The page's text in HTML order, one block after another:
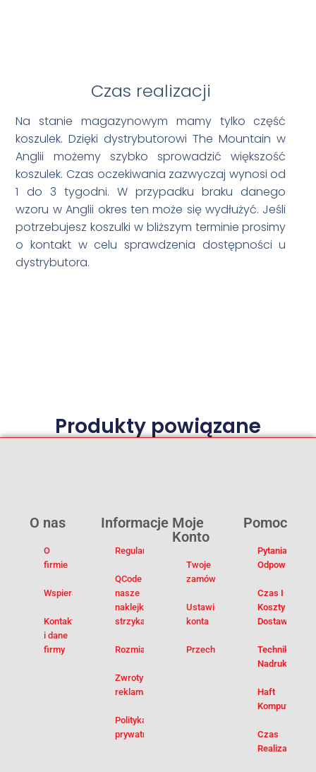
Czas realizacji
Na stanie magazynowym mamy tylko część
koszulek. Dzięki dystrybutorowi The Mountain w
Anglii możemy szybko sprowadzić większość
koszulek. Czas oczekiwania zazwyczaj wynosi od
1 do 3 tygodni. W przypadku braku danego
wzoru w Anglii okres ten może się wydłużyć. Jeśli
potrzebujesz koszulki w bliższym terminie prosimy
o kontakt w celu sprawdzenia dostępności u
dystrybutora.
Produkty powiązane
Pomoc
Pytania I
Odpowiedzi
Czas I
Koszty
Dostawy
Techniki
Nadruku
Haft
Komputerowy
Czas
Realizacji
Moje
Konto
Twoje
zamówienia
Ustawienia
konta
Przechowalnia
Informacje
Regulamin
QCode –
nasze
naklejki na
strzykawki
Rozmiarówka
Zwroty i
reklamacje
Polityka
prywatności
O nas
O
firmie
Wspieramy
Kontakt
i dane
firmy